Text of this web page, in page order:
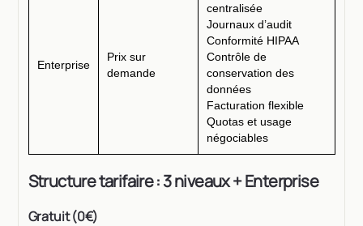
Enterprise
Prix sur
demande
centralisée
Journaux d’audit
Conformité HIPAA
Contrôle de
conservation des
données
Facturation flexible
Quotas et usage
négociables
Structure tarifaire : 3 niveaux + Enterprise
Gratuit (0€)